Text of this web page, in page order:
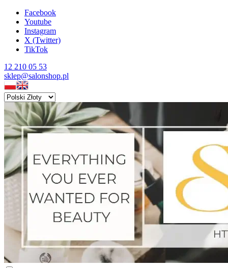
Facebook
Youtube
Instagram
X (Twitter)
TikTok
12 210 05 53
sklep@salonshop.pl